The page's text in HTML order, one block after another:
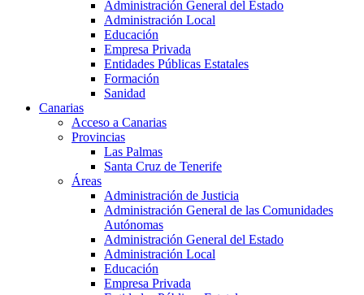
Administración General del Estado
Administración Local
Educación
Empresa Privada
Entidades Públicas Estatales
Formación
Sanidad
Canarias
Acceso a Canarias
Provincias
Las Palmas
Santa Cruz de Tenerife
Áreas
Administración de Justicia
Administración General de las Comunidades
Autónomas
Administración General del Estado
Administración Local
Educación
Empresa Privada